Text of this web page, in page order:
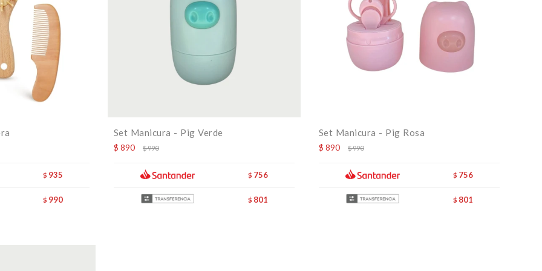
$ 935
$ 990
Set Manicura - Pig Verde
$ 890 $990
$ 756
$ 801
Set Manicura - Pig Rosa
$ 890 $990
$ 756
$ 801